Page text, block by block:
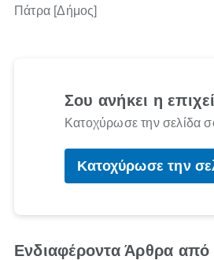
Πάτρα [Δήμος]
Σου ανήκει η
Κατοχύρωσε την σελίδα
Κατοχύρωσε την
Ενδιαφέροντα Άρθρα